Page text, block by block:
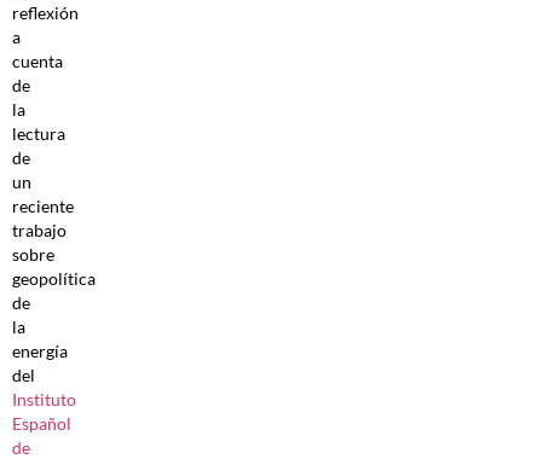
reflexión
a
cuenta
de
la
lectura
de
un
reciente
trabajo
sobre
geopolítica
de
la
energía
del
Instituto
Español
de